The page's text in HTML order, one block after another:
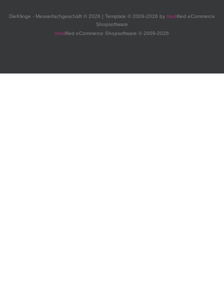
DieKlinge - Messerfachgeschäft © 2026 | Template © 2009-2026 by modified eCommerce
Shopsoftware
modified eCommerce Shopsoftware © 2009-2026